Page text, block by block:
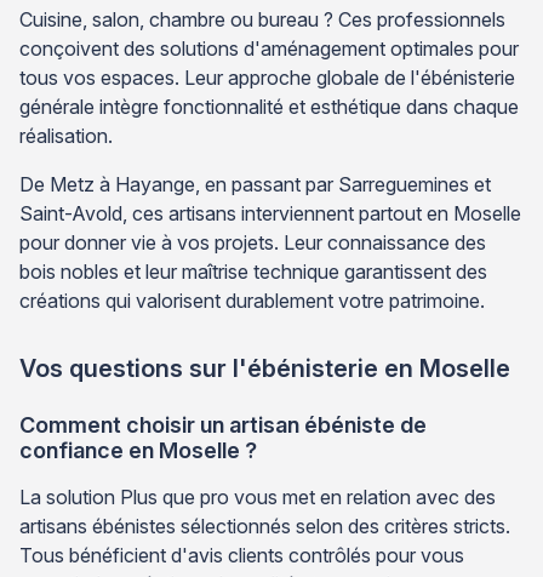
Cuisine, salon, chambre ou bureau ? Ces professionnels
conçoivent des solutions d'aménagement optimales pour
tous vos espaces. Leur approche globale de l'ébénisterie
générale intègre fonctionnalité et esthétique dans chaque
réalisation.
De Metz à Hayange, en passant par Sarreguemines et
Saint-Avold, ces artisans interviennent partout en Moselle
pour donner vie à vos projets. Leur connaissance des
bois nobles et leur maîtrise technique garantissent des
créations qui valorisent durablement votre patrimoine.
Vos questions sur l'ébénisterie en Moselle
Comment choisir un artisan ébéniste de
confiance en Moselle ?
La solution Plus que pro vous met en relation avec des
artisans ébénistes sélectionnés selon des critères stricts.
Tous bénéficient d'avis clients contrôlés pour vous